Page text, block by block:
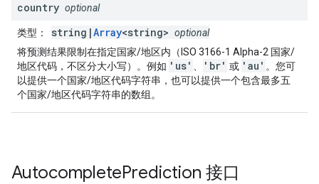
country optional
类型 ： string|Array<string> optional
将预测结果限制在指定国家/地区内（ISO 3166-1 Alpha-2 国家/
地区代码，不区分大小写）。例如 'us' 'br' 或 'au' 。您可
以提供一个国家/地区代码字符串，也可以提供一个包含最多五
个国家/地区代码字符串的数组。
AutocompletePrediction 接口